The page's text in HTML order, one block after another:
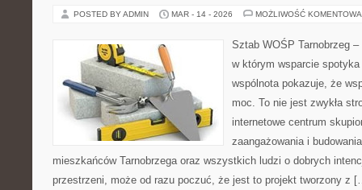
POSTED BY ADMIN MAR - 14 - 2026 MOŻLIWOŚĆ
Sztab WOŚP Tarnobrzeg
w którym wsparcie
wspólnota pokazuje, że
moc. To nie jest zwykła
internetowe centrum
zaangażowania i
mieszkańców Tarnobrzega oraz wszystkich ludzi o dobrych
przestrzeni, może od razu poczuć, że jest to projekt tworzony z